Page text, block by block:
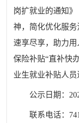
岗扩就业的通知
神，简化优化服务
速享尽享，助力
保险补贴“直补快
业生就业补贴人员
公示日期：
联系电话：74